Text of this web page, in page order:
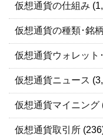
仮想通貨の仕組み
仮想通貨の種類･銘柄
仮想通貨ウォレット
仮想通貨ニュース
仮想通貨マイニング
仮想通貨取引所